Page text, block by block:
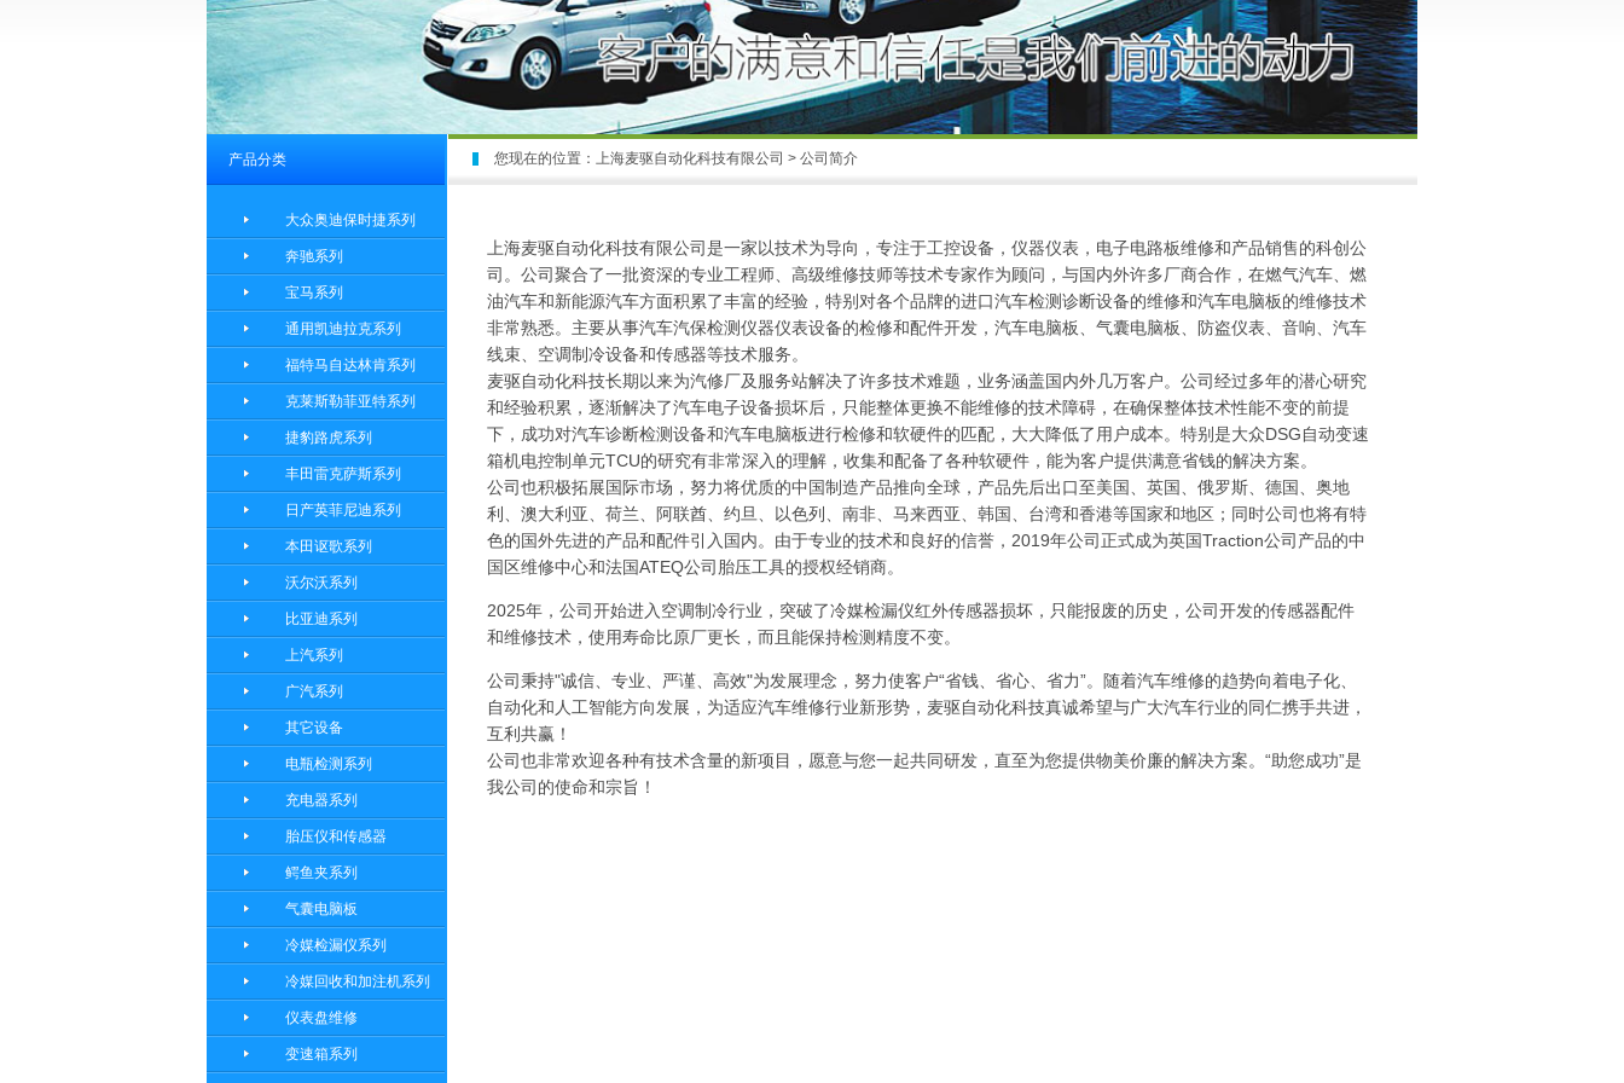
上海麦驱自动化科技有限公司是一家以技术为导向，专注于工控设备，仪器仪表，电子电路板维修和产品销售的科创公
司。公司聚合了一批资深的专业工程师、高级维修技师等技术专家作为顾问，与国内外许多厂商合作，在燃气汽车、燃
油汽车和新能源汽车方面积累了丰富的经验，特别对各个品牌的进口汽车检测诊断设备的维修和汽车电脑板的维修技术
非常熟悉。主要从事汽车汽保检测仪器仪表设备的检修和配件开发，汽车电脑板、气囊电脑板、防盗仪表、音响、汽车
线束、空调制冷设备和传感器等技术服务。
麦驱自动化科技长期以来为汽修厂及服务站解决了许多技术难题，业务涵盖国内外几万客户。公司经过多年的潜心研究
和经验积累，逐渐解决了汽车电子设备损坏后，只能整体更换不能维修的技术障碍，在确保整体技术性能不变的前提
下，成功对汽车诊断检测设备和汽车电脑板进行检修和软硬件的匹配，大大降低了用户成本。特别是大众DSG自动变速
箱机电控制单元TCU的研究有非常深入的理解，收集和配备了各种软硬件，能为客户提供满意省钱的解决方案。
公司也积极拓展国际市场，努力将优质的中国制造产品推向全球，产品先后出口至美国、英国、俄罗斯、德国、奥地
利、澳大利亚、荷兰、阿联酋、约旦、以色列、南非、马来西亚、韩国、台湾和香港等国家和地区；同时公司也将有特
色的国外先进的产品和配件引入国内。由于专业的技术和良好的信誉，2019年公司正式成为英国Traction公司产品的中
国区维修中心和法国ATEQ公司胎压工具的授权经销商。
2025年，公司开始进入空调制冷行业，突破了冷媒检漏仪红外传感器损坏，只能报废的历史，公司开发的传感器配件
和维修技术，使用寿命比原厂更长，而且能保持检测精度不变。
公司秉持"诚信、专业、严谨、高效"为发展理念，努力使客户“省钱、省心、省力”。随着汽车维修的趋势向着电子化、
自动化和人工智能方向发展，为适应汽车维修行业新形势，麦驱自动化科技真诚希望与广大汽车行业的同仁携手共进，
互利共赢！
公司也非常欢迎各种有技术含量的新项目，愿意与您一起共同研发，直至为您提供物美价廉的解决方案。“助您成功”是
我公司的使命和宗旨！
产品分类
大众奥迪保时捷系列
奔驰系列
宝马系列
通用凯迪拉克系列
福特马自达林肯系列
克莱斯勒菲亚特系列
捷豹路虎系列
丰田雷克萨斯系列
日产英菲尼迪系列
本田讴歌系列
沃尔沃系列
比亚迪系列
上汽系列
广汽系列
其它设备
电瓶检测系列
充电器系列
胎压仪和传感器
鳄鱼夹系列
气囊电脑板
冷媒检漏仪系列
冷媒回收和加注机系列
仪表盘维修
变速箱系列
您现在的位置： 上海麦驱自动化科技有限公司 > 公司简介